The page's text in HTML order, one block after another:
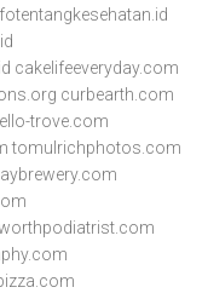
cakelifeeveryday.com
curbearth.com
trove.com
tomulrichphotos.com